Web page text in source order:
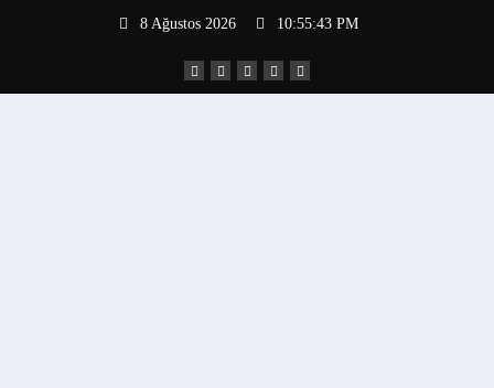
8 Ağustos 2026 10:55:44 PM